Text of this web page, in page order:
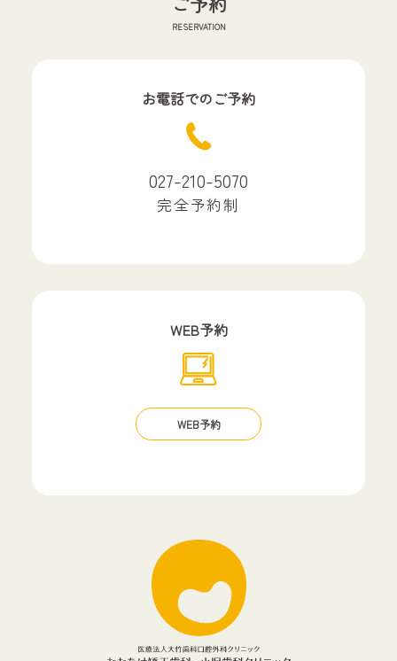
RESERVATION
お電話でのご予約
027-210-5070
完全予約制
WEB予約
WEB予約